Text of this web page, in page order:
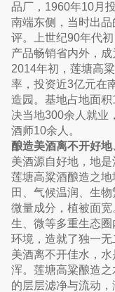
品厂，1960年10月
南端东侧，当时出
评。上世纪90年代
产品畅销省内外，成
2014年初，莲塘高
率，投资近3亿元在
造园。基地占地面
决当地300余人就业
酒师10余人。
酿造美酒离不开好
美酒源自好地，地是
莲塘高粱酒酿造之
田、气候温润、生
微量成分，植被面宽
生、微等多重生态
环境，造就了独一无
美酒离不开佳水，
浑。莲塘高粱酿造
的层层滤净与流动